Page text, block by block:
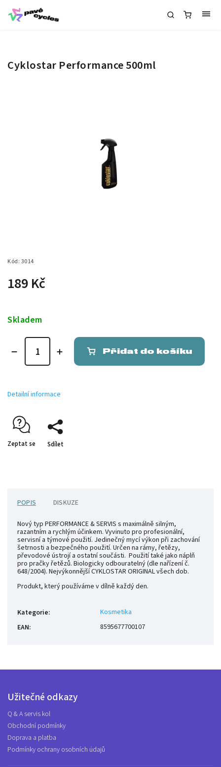
Cyklostar Performance 500ml
Kód: 3014
189 Kč
Skladem
Přidat do košíku
Detailní informace
Zeptat se Sdílet
POPIS DISKUZE
Nový typ PERFORMANCE & SERVIS s maximálně silným,
razantním a rychlým účinkem. Vyvinuto pro profesionální,
servisní a týmové použití. Jedinečný mycí výkon při zachování
šetrnosti a bezpečného použití. Určen na rámy, řetězy,
převodové ústrojí a ostatní součásti. Použití také jako náplň
pro pračky řetězů. Biologicky odbouratelný (dle nařízení č.
648/2004). Nejvýkonnější CYKLOSTAR ORIGINAL všech dob.
Produkt, který používáme v dílně každý den.
Kategorie:
Kosmetika
EAN: 8595677700107
Užitečné odkazy
Q & A servis kol
Obchodní podmínky
Doprava a platba
Podmínky ochrany osobních údajů